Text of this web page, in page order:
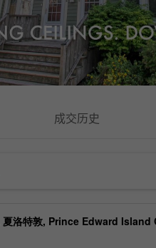
成交历史